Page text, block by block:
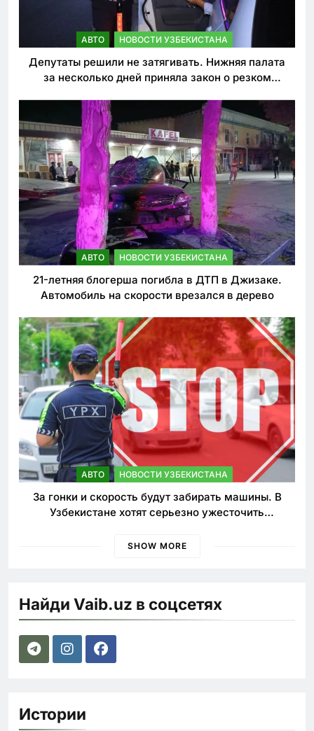
АВТО НОВОСТИ УЗБЕКИСТАНА
Депутаты решили не затягивать. Нижняя палата
за несколько дней приняла закон о резком
АВТО НОВОСТИ УЗБЕКИСТАНА
21-летняя блогерша погибла в ДТП в Джизаке.
Автомобиль на скорости врезался в дерево
АВТО НОВОСТИ УЗБЕКИСТАНА
За гонки и скорость будут забирать машины. В
Узбекистане хотят серьезно ужесточить
SHOW MORE
Найди Vaib.uz в соцсетях
Истории